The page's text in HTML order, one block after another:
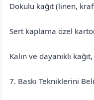
Dokulu kağıt (linen,
Sert kaplama özel
Kalın ve dayanıklı
7. Baskı Tekniklerini